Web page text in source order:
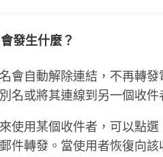
發生什麼？
會自動解除連結，不再轉發
名或將其連線到另一個收件
使用某個收件者，可以點選
件轉發。當使用者恢復向